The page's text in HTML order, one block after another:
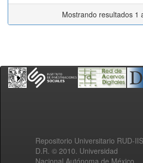
Mostrando resultados 1
Repositorio Universitario RUD-IIS
D.R. © 2010. Universidad
Nacional Autónoma de México.